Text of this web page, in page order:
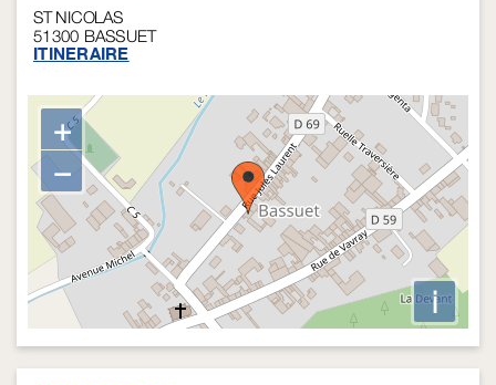
ST NICOLAS
51300 BASSUET
ITINERAIRE
+
−
i